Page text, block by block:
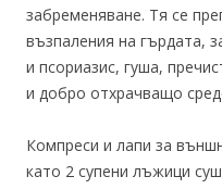
забременяване. Тя се
възпаления на гърдата,
и псориазис, гуша,
и добро отхрачващо
Компреси и лапи за
като 2 супени лъжици